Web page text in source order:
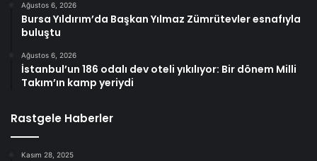
Ağustos 6, 2026
Bursa Yıldırım’da Başkan Yılmaz Zümrütevler esnafıyla
buluştu
Ağustos 6, 2026
İstanbul’un 186 odalı dev oteli yıkılıyor: Bir dönem Milli
Takım’ın kamp yeriydi
Rastgele Haberler
Kasım 28, 2025